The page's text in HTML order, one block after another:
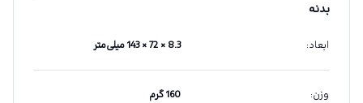
بدنه
ابعاد: 8.3 × 72 × 143 میلی‌متر
وزن: 160 گرم